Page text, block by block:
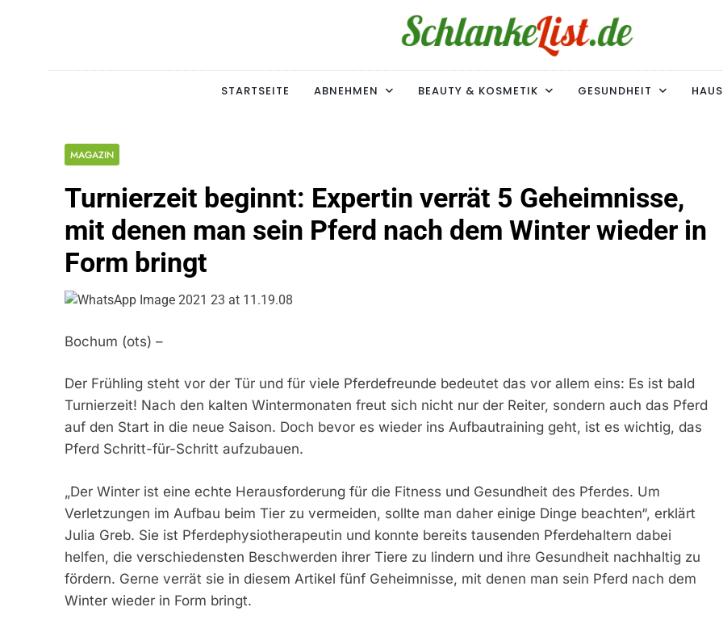
Schlanke-List.de
MAGERSUCHT. BULIMIE. ADIPOSITAS? SIE SIND NICHT ALLEIN!
STARTSEITE
ABNEHMEN BEAUTY & KOSMETIK GESUNDHEIT
MAGAZIN
Turnierzeit beginnt: Expertin verrät 5 Geheimnisse,
mit denen man sein Pferd nach dem Winter wieder in
Form bringt
Bochum (ots) –
Der Frühling steht vor der Tür und für viele Pferdefreunde bedeutet das vor allem eins: Es ist bald
Turnierzeit! Nach den kalten Wintermonaten freut sich nicht nur der Reiter, sondern auch das Pferd
auf den Start in die neue Saison. Doch bevor es wieder ins Aufbautraining geht, ist es wichtig, das
Pferd Schritt-für-Schritt aufzubauen.
„Der Winter ist eine echte Herausforderung für die Fitness und Gesundheit des Pferdes. Um
Verletzungen im Aufbau beim Tier zu vermeiden, sollte man daher einige Dinge beachten“, erklärt
Julia Greb. Sie ist Pferdephysiotherapeutin und konnte bereits tausenden Pferdehaltern dabei
helfen, die verschiedensten Beschwerden ihrer Tiere zu lindern und ihre Gesundheit nachhaltig zu
fördern. Gerne verrät sie in diesem Artikel fünf Geheimnisse, mit denen man sein Pferd nach dem
Winter wieder in Form bringt.